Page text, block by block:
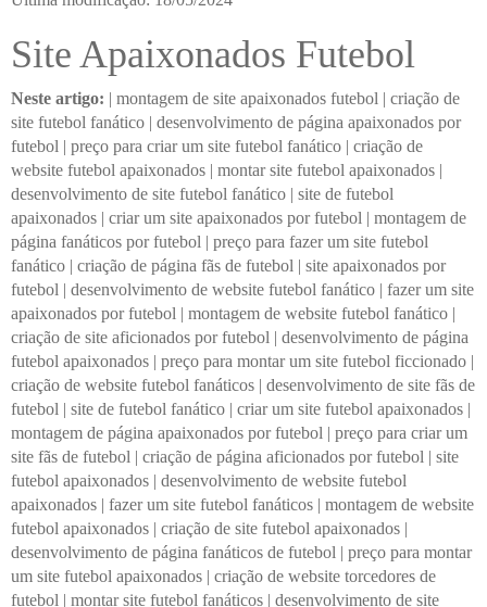
Site Apaixonados Futebol
Neste artigo: | montagem de site apaixonados futebol | criação de
site futebol fanático | desenvolvimento de página apaixonados por
futebol | preço para criar um site futebol fanático | criação de
website futebol apaixonados | montar site futebol apaixonados |
desenvolvimento de site futebol fanático | site de futebol
apaixonados | criar um site apaixonados por futebol | montagem de
página fanáticos por futebol | preço para fazer um site futebol
fanático | criação de página fãs de futebol | site apaixonados por
futebol | desenvolvimento de website futebol fanático | fazer um site
apaixonados por futebol | montagem de website futebol fanático |
criação de site aficionados por futebol | desenvolvimento de página
futebol apaixonados | preço para montar um site futebol ficcionado |
criação de website futebol fanáticos | desenvolvimento de site fãs de
futebol | site de futebol fanático | criar um site futebol apaixonados |
montagem de página apaixonados por futebol | preço para criar um
site fãs de futebol | criação de página aficionados por futebol | site
futebol apaixonados | desenvolvimento de website futebol
apaixonados | fazer um site futebol fanáticos | montagem de website
futebol apaixonados | criação de site futebol apaixonados |
desenvolvimento de página fanáticos de futebol | preço para montar
um site futebol apaixonados | criação de website torcedores de
futebol | montar site futebol fanáticos | desenvolvimento de site